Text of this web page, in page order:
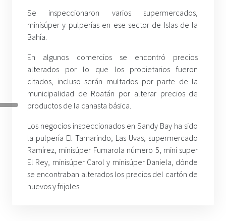
Se inspeccionaron varios supermercados,
minisúper y pulperías en ese sector de Islas de la
Bahía.
En algunos comercios se encontró precios
alterados por lo que los propietarios fueron
citados, incluso serán multados por parte de la
municipalidad de Roatán por alterar precios de
productos de la canasta básica.
Los negocios inspeccionados en Sandy Bay ha sido
la pulpería El Tamarindo, Las Uvas, supermercado
Ramírez, minisúper Fumarola número 5, mini super
El Rey, minisúper Carol y minisúper Daniela, dónde
se encontraban alterados los precios del cartón de
huevos y frijoles.